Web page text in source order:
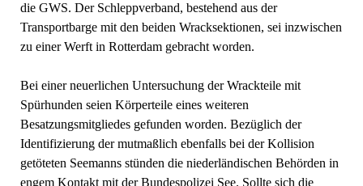
die GWS. Der Schleppverband, bestehend aus der
Transportbarge mit den beiden Wracksektionen, sei inzwischen
zu einer Werft in Rotterdam gebracht worden.
Bei einer neuerlichen Untersuchung der Wrackteile mit
Spürhunden seien Körperteile eines weiteren
Besatzungsmitgliedes gefunden worden. Bezüglich der
Identifizierung der mutmaßlich ebenfalls bei der Kollision
getöteten Seemanns stünden die niederländischen Behörden in
engem Kontakt mit der Bundespolizei See. Sollte sich die